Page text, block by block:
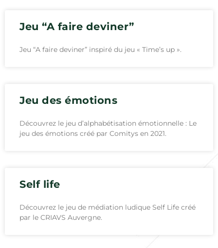
Jeu “A faire deviner”
Jeu “A faire deviner” inspiré du jeu « Time’s up ».
Jeu des émotions
Découvrez le jeu d’alphabétisation émotionnelle : Le
jeu des émotions créé par Comitys en 2021.
Self life
Découvrez le jeu de médiation ludique Self Life créé
par le CRIAVS Auvergne.